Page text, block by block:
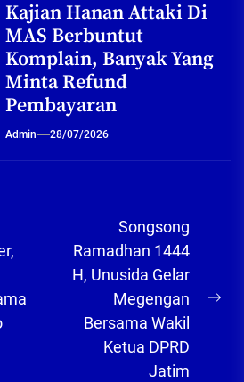
Kajian Hanan Attaki Di
MAS Berbuntut
Komplain, Banyak Yang
Minta Refund
Pembayaran
Admin 28/07/2026
Songsong
Ramadhan 1444
H, Unusida Gelar
Megengan
Bersama Wakil
Ketua DPRD
Jatim